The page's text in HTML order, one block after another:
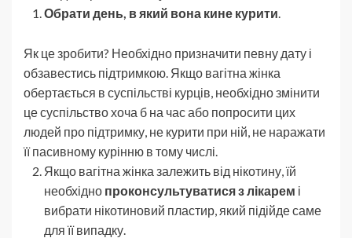
Обрати день, в який вона кине курити
Як це зробити? Необхідно призначити певну дату і
обзавестись підтримкою. Якщо вагітна жінка
обертається в суспільстві курців, необхідно змінити
це суспільство хоча б на час або попросити цих
людей про підтримку, не курити при ній, не наражати
її пасивному курінню в тому числі.
Якщо вагітна жінка залежить від нікотину, їй
необхідно проконсультуватися з лікарем і
вибрати нікотиновий пластир, який підійде саме
для її випадку.